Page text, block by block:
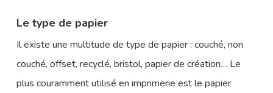
Le type de papier
Il existe une multitude de type de papier : couché, non
couché, offset, recyclé, bristol, papier de création… Le
plus couramment utilisé en imprimerie est le papier